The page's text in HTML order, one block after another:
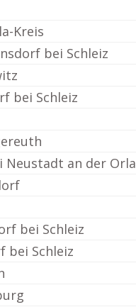
Kreis
bei Schleiz
bei Schleiz
Neustadt an der Orla
bei Schleiz
bei Schleiz